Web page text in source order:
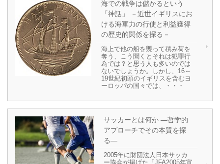
海での戦争は儲かるという
「神話」 －近世イギリスにお
ける海軍力の行使と利益獲得
の歴史的関係を探る－
海上で他の船を襲って積み荷を
奪う、こう聞くとそれは犯罪行
為では？と思う人も多いのでは
ないでしょうか。しかし、16～
19世紀初頭のイギリスを含むヨ
ーロッパの国々では、・・・
サッカーとは何か ―哲学的
アプローチでその本質を探
る―
2005年に財団法人日本サッカ
ー協会が掲げた「JFA2005年宣